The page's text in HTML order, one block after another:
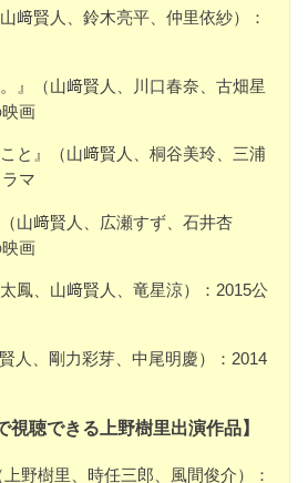
﨑賢人、鈴木亮平、仲里依紗）：
』（山﨑賢人、川口春奈、古畑星
画
と』（山﨑賢人、桐谷美玲、三浦
マ
山﨑賢人、広瀬すず、石井杏
画
太鳳、山﨑賢人、竜星涼）：2015公
人、剛力彩芽、中尾明慶）：2014
視聴できる上野樹里出演作品】
上野樹里、時任三郎、風間俊介）：